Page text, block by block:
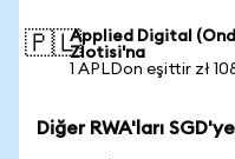
🇵🇱Applied Digital
Zlotisi'na
1 APLDon eşittir zł
Diğer RWA'ları